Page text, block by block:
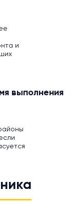
и
выполнения